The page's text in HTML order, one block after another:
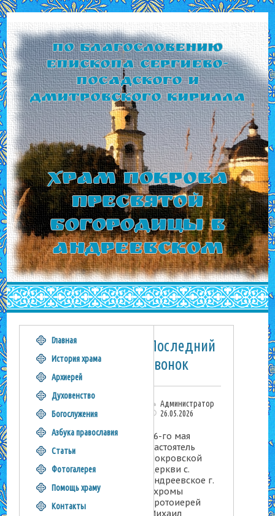
По благословению
Епископа Сергиево-
Посадского и
Дмитровского Кирилла
Храм Покрова
Пресвятой
Богородицы в
Андреевском
Последний
звонок
Администратор
26.05.2026
26-го мая
настоятель
Покровской
церкви с.
Андреевское г.
Яхромы
протоиерей
Михаил
Главная
История храма
Архиерей
Духовенство
Богослужения
Азбука православия
Статьи
Фотогалерея
Помощь храму
Контакты